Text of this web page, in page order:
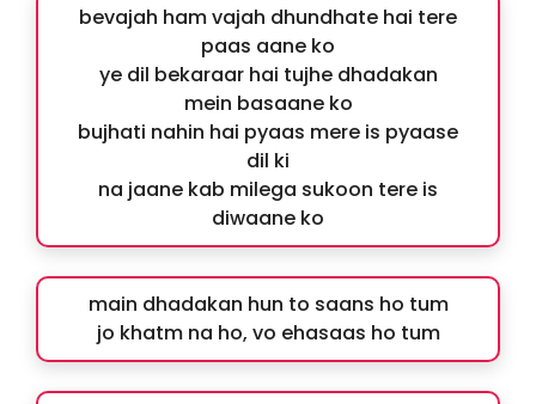
bevajah ham vajah dhundhate hai tere
paas aane ko
ye dil bekaraar hai tujhe dhadakan
mein basaane ko
bujhati nahin hai pyaas mere is pyaase
dil ki
na jaane kab milega sukoon tere is
diwaane ko
main dhadakan hun to saans ho tum
jo khatm na ho, vo ehasaas ho tum